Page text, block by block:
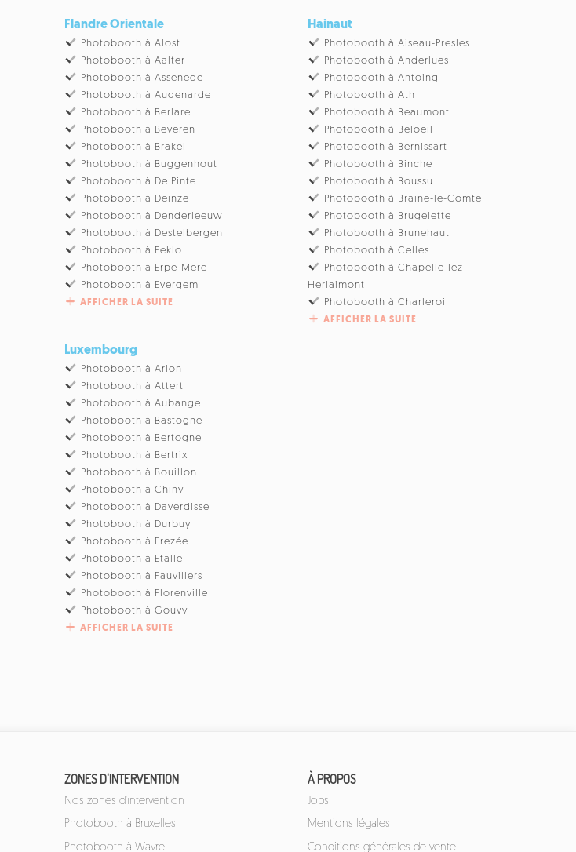
Flandre Orientale
Photobooth à Alost
Photobooth à Aalter
Photobooth à Assenede
Photobooth à Audenarde
Photobooth à Berlare
Photobooth à Beveren
Photobooth à Brakel
Photobooth à Buggenhout
Photobooth à De Pinte
Photobooth à Deinze
Photobooth à Denderleeuw
Photobooth à Destelbergen
Photobooth à Eeklo
Photobooth à Erpe-Mere
Photobooth à Evergem
AFFICHER LA SUITE
Hainaut
Photobooth à Aiseau-Presles
Photobooth à Anderlues
Photobooth à Antoing
Photobooth à Ath
Photobooth à Beaumont
Photobooth à Beloeil
Photobooth à Bernissart
Photobooth à Binche
Photobooth à Boussu
Photobooth à Braine-le-Comte
Photobooth à Brugelette
Photobooth à Brunehaut
Photobooth à Celles
Photobooth à Chapelle-lez-
Herlaimont
Photobooth à Charleroi
AFFICHER LA SUITE
Luxembourg
Photobooth à Arlon
Photobooth à Attert
Photobooth à Aubange
Photobooth à Bastogne
Photobooth à Bertogne
Photobooth à Bertrix
Photobooth à Bouillon
Photobooth à Chiny
Photobooth à Daverdisse
Photobooth à Durbuy
Photobooth à Erezée
Photobooth à Etalle
Photobooth à Fauvillers
Photobooth à Florenville
Photobooth à Gouvy
AFFICHER LA SUITE
ZONES D'INTERVENTION
Nos zones d'intervention
Photobooth à Bruxelles
Photobooth à Wavre
À PROPOS
Jobs
Mentions légales
Conditions générales de vente